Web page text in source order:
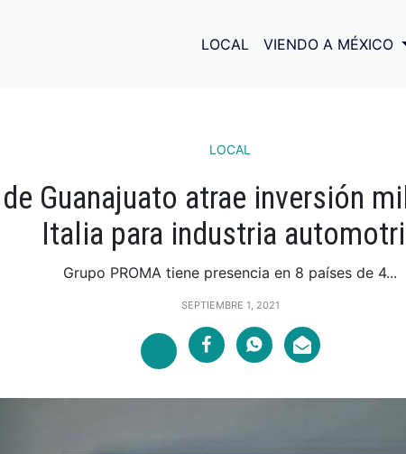
LOCAL VIENDO A MÉXICO
LOCAL
Guanajuato atrae inversión
Italia para industria
Grupo PROMA tiene presencia en 8 países de 4...
SEPTIEMBRE 1, 2021